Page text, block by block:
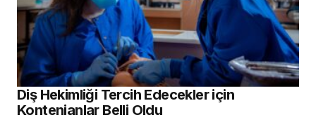
Diş Hekimliği Tercih Edecekler için
Kontenjanlar Belli Oldu